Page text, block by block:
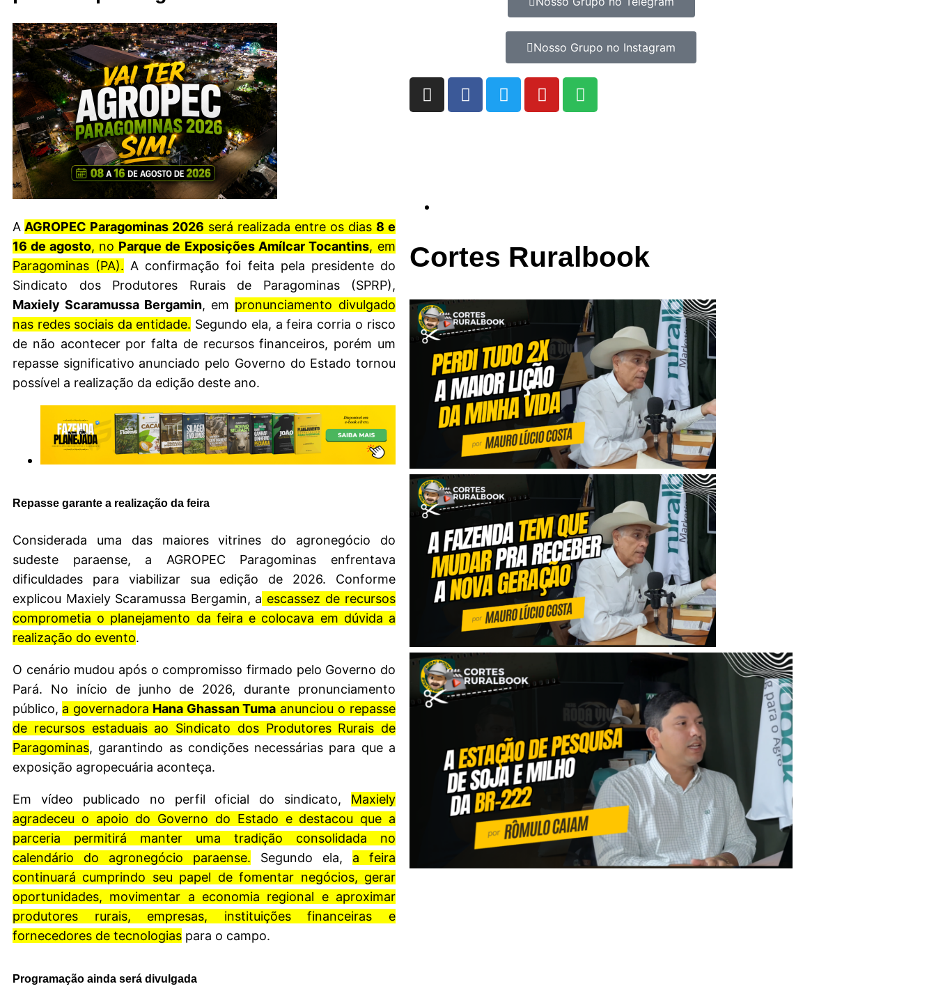
A AGROPEC Paragominas 2026 será realizada entre os dias 8 e
16 de agosto, no Parque de Exposições Amílcar Tocantins, em
Paragominas (PA). A confirmação foi feita pela presidente do
Maxiely Scaramussa Bergamin, em pronunciamento divulgado
nas redes sociais da entidade. Segundo ela, a feira corria o risco
de não acontecer por falta de recursos financeiros, porém um
repasse significativo anunciado pelo Governo do Estado tornou
possível a realização da edição deste ano.
Repasse garante a realização da feira
Considerada uma das maiores vitrines do agronegócio do
sudeste paraense, a AGROPEC Paragominas enfrentava
dificuldades para viabilizar sua edição de 2026. Conforme
explicou Maxiely Scaramussa Bergamin, a escassez de recursos
comprometia o planejamento da feira e colocava em dúvida a
realização do evento.
O cenário mudou após o compromisso firmado pelo Governo do
Pará. No início de junho de 2026, durante pronunciamento
público, a governadora Hana Ghassan Tuma anunciou o repasse
de recursos estaduais ao Sindicato dos Produtores Rurais de
Paragominas, garantindo as condições necessárias para que a
exposição agropecuária aconteça.
Em vídeo publicado no perfil oficial do sindicato, Maxiely
agradeceu o apoio do Governo do Estado e destacou que a
parceria permitirá manter uma tradição consolidada no
calendário do agronegócio paraense. Segundo ela, a feira
continuará cumprindo seu papel de fomentar negócios, gerar
oportunidades, movimentar a economia regional e aproximar
produtores rurais, empresas, instituições financeiras e
fornecedores de tecnologias para o campo.
Programação ainda será divulgada
Nosso Grupo no Instagram
Cortes Ruralbook